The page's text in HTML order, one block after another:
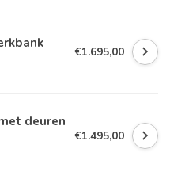
€1.695,00
deuren
€1.495,00